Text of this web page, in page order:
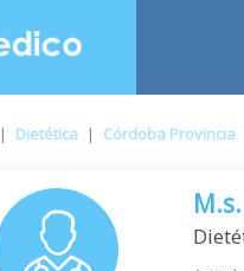
| Dietética | Córdoba Provincia